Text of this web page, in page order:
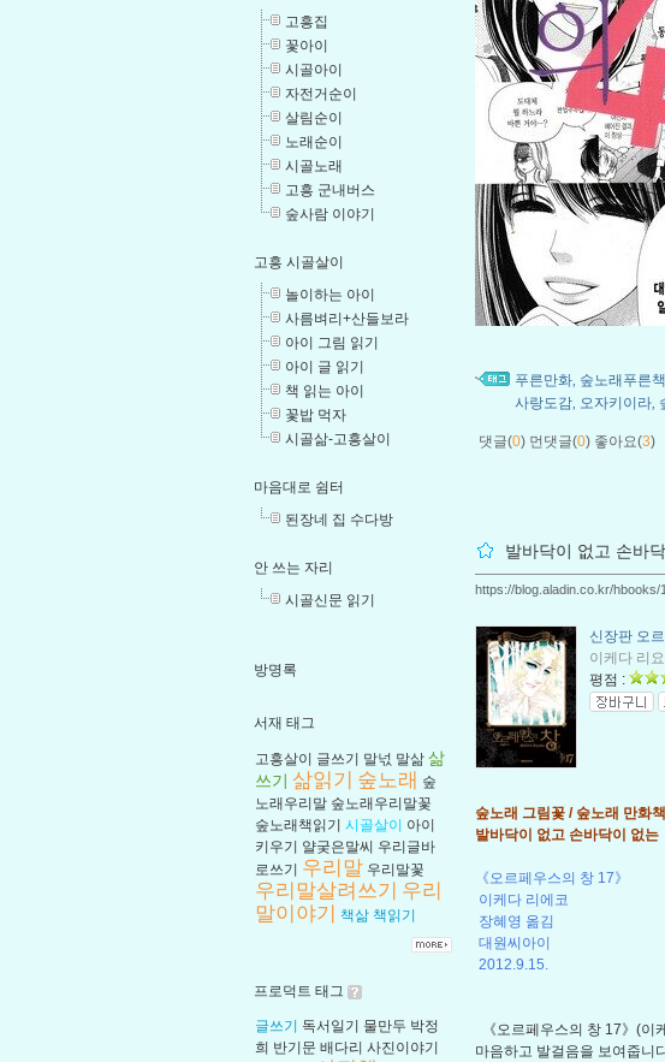
고흥집
꽃아이
시골아이
자전거순이
살림순이
노래순이
시골노래
고흥 군내버스
숲사람 이야기
고흥 시골살이
놀이하는 아이
사름벼리+산들보라
아이 그림 읽기
아이 글 읽기
책 읽는 아이
꽃밥 먹자
시골삶-고흥살이
마음대로 쉼터
된장네 집 수다방
안 쓰는 자리
시골신문 읽기
방명록
서재 태그
고흥살이 글쓰기 말넋 말삶 삶
쓰기 삶읽기 숲노래 숲
노래우리말 숲노래우리말꽃
숲노래책읽기 시골살이
아이
키우기
얄궂은말씨 우리글바
로쓰기
우리말 우리말꽃
우리말살려쓰기
우리
말이야기
책삶 책읽기
프로덕트 태그
글쓰기 독서일기 물만두 박정
희 반기문 배다리 사진이야기
푸른만화, 숲노래푸른책
사랑도감, 오자키이라,
댓글(0) 먼댓글(0) 좋아요(3)
발바닥이 없고 손바
https://blog.aladin.co.kr/hbooks/
신장판 오
이케다 리
평점 :
숲노래 그림꽃 / 숲노래 만화
발바닥이 없고 손바닥이 없는
《오르페우스의 창 17》
이케다 리에코
장혜영 옮김
대원씨아이
2012.9.15.
《오르페우스의 창 17》(이
마음하고 발걸음을 보여줍니